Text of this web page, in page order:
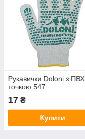
Рукавички Doloni з ПВХ
точкою 547
17 ₴
Купити